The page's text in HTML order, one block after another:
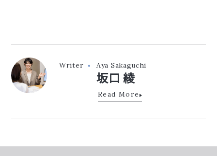
Writer Aya Sakaguchi
坂口 綾
Read More